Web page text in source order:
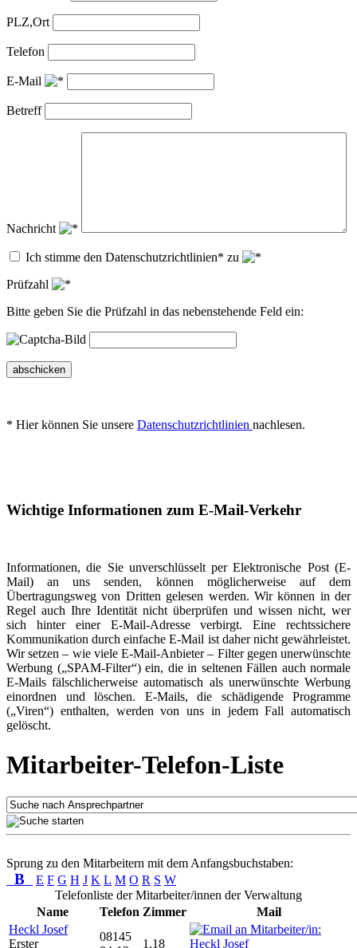
PLZ,Ort
Telefon
E-Mail
Betreff
Nachricht
Ich stimme den Datenschutzrichtlinien* zu
Prüfzahl
Bitte geben Sie die Prüfzahl in das nebenstehende Feld ein:
abschicken
* Hier können Sie unsere Datenschutzrichtlinien nachlesen.
Wichtige Informationen zum E-Mail-Verkehr
Informationen, die Sie unverschlüsselt per Elektronische Post (E-
Mail) an uns senden, können möglicherweise auf dem
Übertragungsweg von Dritten gelesen werden. Wir können in der
Regel auch Ihre Identität nicht überprüfen und wissen nicht, wer
sich hinter einer E-Mail-Adresse verbirgt. Eine rechtssichere
Kommunikation durch einfache E-Mail ist daher nicht gewährleistet.
Wir setzen – wie viele E-Mail-Anbieter – Filter gegen unerwünschte
Werbung („SPAM-Filter“) ein, die in seltenen Fällen auch normale
E-Mails fälschlicherweise automatisch als unerwünschte Werbung
einordnen und löschen. E-Mails, die schädigende Programme
(„Viren“) enthalten, werden von uns in jedem Fall automatisch
gelöscht.
Mitarbeiter-Telefon-Liste
Sprung zu den Mitarbeitern mit dem Anfangsbuchstaben:
B E F G H J K L M O R S W
Telefonliste der Mitarbeiter/innen der Verwaltung
Name
Telefon Zimmer
Mail
Heckl Josef
Erster
08145
1.18